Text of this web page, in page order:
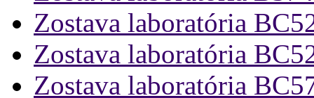
Zostava laboratória
Zostava laboratória
Zostava laboratória